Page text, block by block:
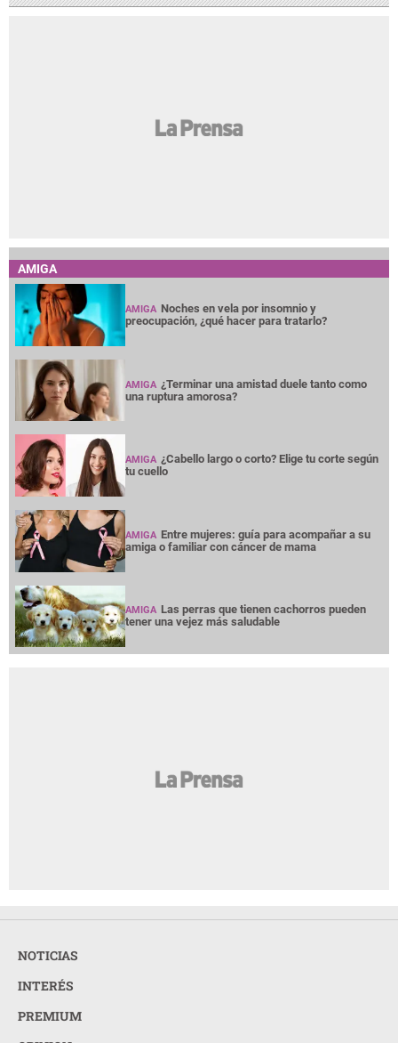
AMIGA
AMIGA Noches en vela por insomnio y
preocupación, ¿qué hacer para tratarlo?
AMIGA ¿Terminar una amistad duele tanto como
una ruptura amorosa?
AMIGA ¿Cabello largo o corto? Elige tu corte según
tu cuello
AMIGA Entre mujeres: guía para acompañar a su
amiga o familiar con cáncer de mama
AMIGA Las perras que tienen cachorros pueden
tener una vejez más saludable
NOTICIAS
INTERÉS
PREMIUM